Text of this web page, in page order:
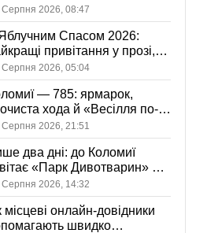
громади: що це
Серпня 2026, 08:47
Спасом 2026:
привітання у прозі,
та картинках
Серпня 2026, 05:04
— 785: ярмарок,
хода й «Весілля по-
— чим
День міста
Серпня 2026, 21:51
два дні: до Коломиї
«Парк Дивотварин» — і
безкоштовний
Серпня 2026, 14:32
місцеві онлайн-довідники
швидко